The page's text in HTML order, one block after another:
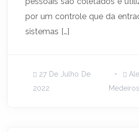
por um controle que da
sistemas […]
27 De Julho De
2022
Medeiros